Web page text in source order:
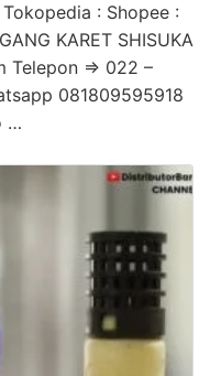
: Shopee :
KARET SHISUKA
Telepon => 022 –
081809595918
…